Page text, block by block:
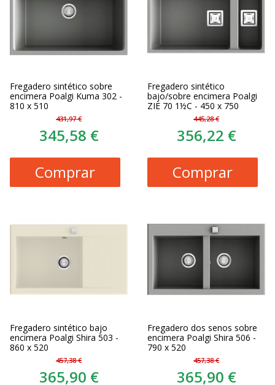
Fregadero sintético sobre
encimera Poalgi Kuma 302 -
810 x 510
431,97 €
345,58 €
Comprar
Fregadero sintético
bajo/sobre encimera Poalgi
ZIE 70 1½C - 450 x 750
445,28 €
356,22 €
Comprar
Fregadero sintético bajo
encimera Poalgi Shira 503 -
860 x 520
457,38 €
365,90 €
Fregadero dos senos sobre
encimera Poalgi Shira 506 -
790 x 520
457,38 €
365,90 €